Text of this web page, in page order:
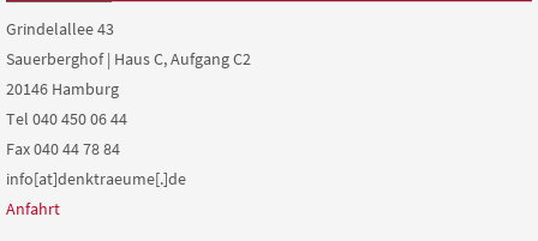
Grindelallee 43
Sauerberghof | Haus C, Aufgang C2
20146 Hamburg
Tel 040 450 06 44
Fax 040 44 78 84
info[at]denktraeume[.]de
Anfahrt